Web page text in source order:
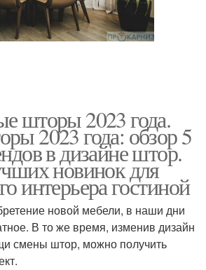
шторы 2023 года.
2023 года: обзор 5
в дизайне штор.
новинок для
интерьера гостиной
новой мебели, в наши дни
В то же время, изменив дизайн
смены штор, можно получить